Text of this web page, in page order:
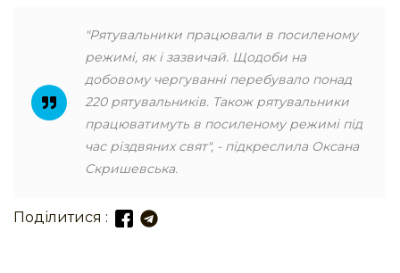
"Рятувальники працювали в посиленому
режимі, як і зазвичай. Щодоби на
добовому чергуванні перебувало понад
220 рятувальників. Також рятувальники
працюватимуть в посиленому режимі під
час різдвяних свят", - підкреслила Оксана
Скришевська.
Поділитися :